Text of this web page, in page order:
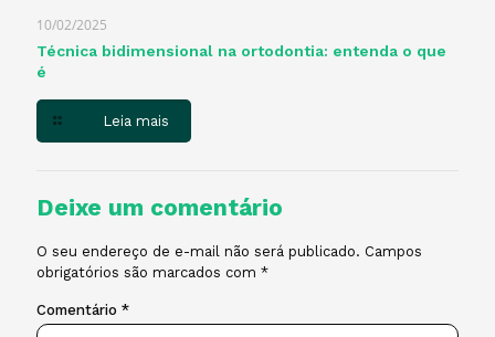
10/02/2025
Técnica bidimensional na ortodontia: entenda o que
é
Leia mais
Deixe um comentário
O seu endereço de e-mail não será publicado. Campos
obrigatórios são marcados com *
Comentário *